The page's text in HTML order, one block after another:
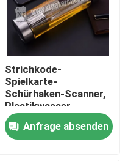
Strichkode-
Spielkarte-
Schürhaken-Scanner,
Plastikwasser-
Schalen-Kamera
Anfrage absenden